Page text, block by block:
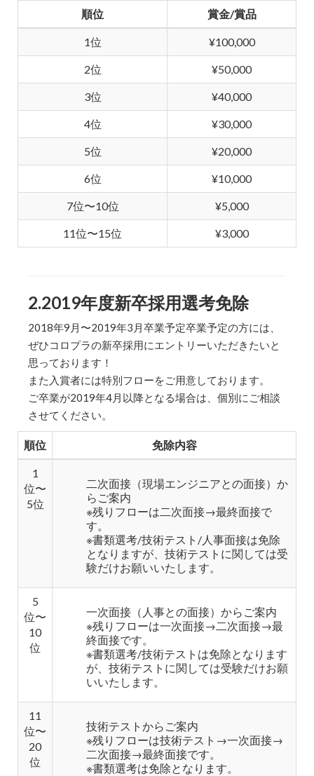
順位 賞金/賞品
1位 ¥100,000
2位 ¥50,000
3位 ¥40,000
4位 ¥30,000
5位 ¥20,000
6位 ¥10,000
7位〜10位 ¥5,000
11位〜15位 ¥3,000
2.2019年度新卒採用選考免除
2018年9月〜2019年3月卒業予定卒業予定の方には、
ぜひコロプラの新卒採用にエントリーいただきたいと
思っております！
また入賞者には特別フローをご用意しております。
ご卒業が2019年4月以降となる場合は、個別にご相談
させてください。
順位 免除内容
1
位〜
5位
二次面接（現場エンジニアとの面接）か
らご案内
※残りフローは二次面接→最終面接で
す。
※書類選考/技術テスト/人事面接は免除
となりますが、技術テストに関しては受
験だけお願いいたします。
5
位〜
10
位
一次面接（人事との面接）からご案内
※残りフローは一次面接→二次面接→最
終面接です。
※書類選考/技術テストは免除となります
が、技術テストに関しては受験だけお願
いいたします。
11
位〜
20
位
技術テストからご案内
※残りフローは技術テスト→一次面接→
二次面接→最終面接です。
※書類選考は免除となります。